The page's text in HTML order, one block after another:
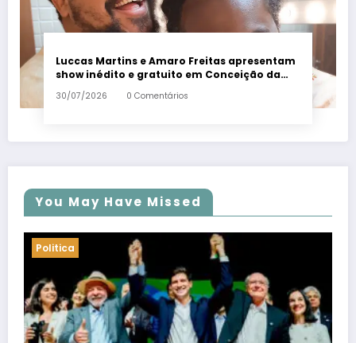
Luccas Martins e Amaro Freitas apresentam
show inédito e gratuito em Conceição da
Barra – Em Dia ES
30/07/2026 0 Comentários
You May Have Missed
Politica